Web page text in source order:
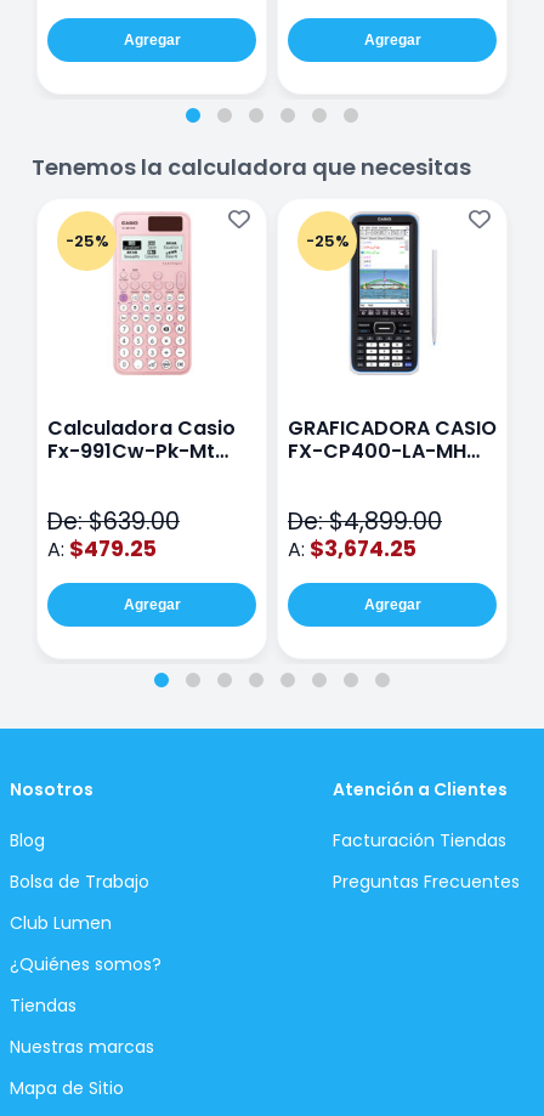
Agregar Agregar
Tenemos la calculadora que necesitas
-25%
Calculadora Casio
Fx-991Cw-Pk-Mt
De: $639.00
A: $479.25
Agregar
-25%
GRAFICADORA CASIO
FX-CP400-LA-MH
De: $4,899.00
A: $3,674.25
Agregar
Nosotros
Blog
Bolsa de Trabajo
Club Lumen
¿Quiénes somos?
Tiendas
Nuestras marcas
Mapa de Sitio
Atención a Clientes
Facturación Tiendas
Preguntas Frecuentes